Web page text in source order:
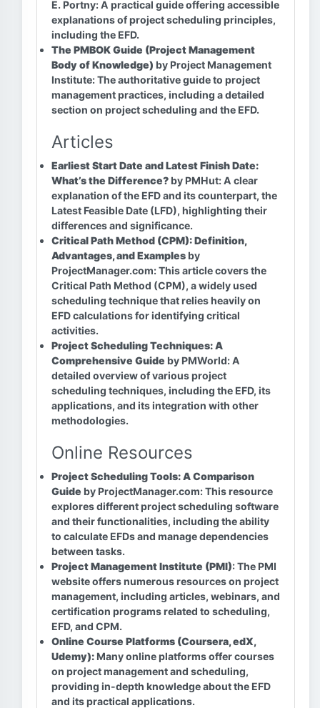
E. Portny: A practical guide offering accessible
explanations of project scheduling principles,
including the EFD.
The PMBOK Guide (Project Management
Body of Knowledge) by Project Management
Institute: The authoritative guide to project
management practices, including a detailed
section on project scheduling and the EFD.
Articles
Earliest Start Date and Latest Finish Date:
What’s the Difference? by PMHut: A clear
explanation of the EFD and its counterpart, the
Latest Feasible Date (LFD), highlighting their
differences and significance.
Critical Path Method (CPM): Definition,
Advantages, and Examples by
ProjectManager.com: This article covers the
Critical Path Method (CPM), a widely used
scheduling technique that relies heavily on
EFD calculations for identifying critical
activities.
Project Scheduling Techniques: A
Comprehensive Guide by PMWorld: A
detailed overview of various project
scheduling techniques, including the EFD, its
applications, and its integration with other
methodologies.
Online Resources
Project Scheduling Tools: A Comparison
Guide by ProjectManager.com: This resource
explores different project scheduling software
and their functionalities, including the ability
to calculate EFDs and manage dependencies
between tasks.
Project Management Institute (PMI): The PMI
website offers numerous resources on project
management, including articles, webinars, and
certification programs related to scheduling,
EFD, and CPM.
Online Course Platforms (Coursera, edX,
Udemy): Many online platforms offer courses
on project management and scheduling,
providing in-depth knowledge about the EFD
and its practical applications.